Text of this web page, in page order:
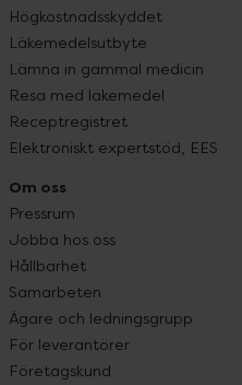
Högkostnadsskyddet
Läkemedelsutbyte
Lämna in gammal medicin
Resa med läkemedel
Receptregistret
Elektroniskt expertstöd, EES
Om oss
Pressrum
Jobba hos oss
Hållbarhet
Samarbeten
Ägare och ledningsgrupp
För leverantörer
Företagskund